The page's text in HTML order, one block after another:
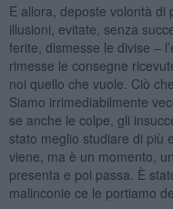
E allora, deposte volontà di
illusioni, evitate, senza
ferite, dismesse le divise –
rimesse le consegne
noi quello che vuole. Ciò
Siamo irrimediabilmente
se anche le colpe, gli
stato meglio studiare di più
viene, ma è un momento,
presenta e poi passa. È
malinconie ce le portiamo